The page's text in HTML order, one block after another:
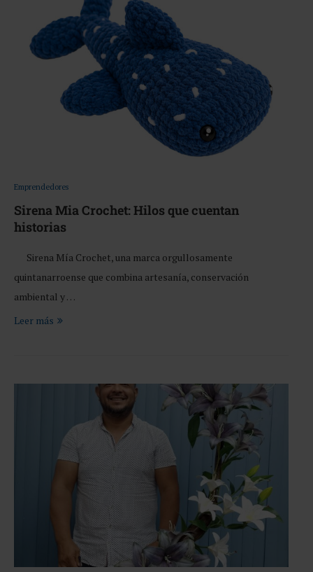
Emprendedores
Sirena Mia Crochet: Hilos que cuentan
historias
Sirena Mía Crochet, una marca orgullosamente
quintanarroense que combina artesanía, conservación
ambiental y …
Leer más